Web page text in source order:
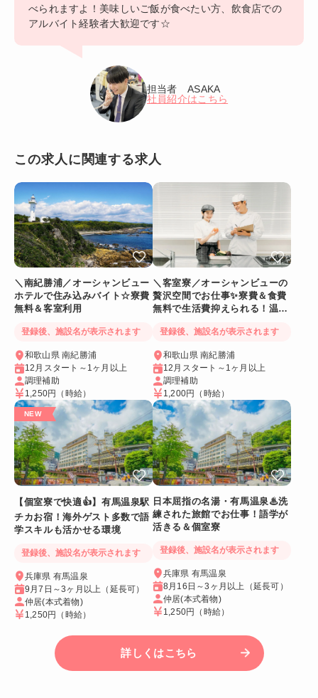
べられますよ！美味しいご飯が食べたい方、飲食店での
アルバイト経験者大歓迎です☆
担当者 ASAKA
社員紹介はこちら
この求人に関連する求人
＼南紀勝浦／オーシャンビュー
ホテルで住み込みバイト☆寮費
無料＆客室利用
登録後、施設名が表示されます
和歌山県 南紀勝浦
12月スタート～1ヶ月以上
調理補助
1,250円
（時給）
＼客室寮／オーシャンビューの
贅沢空間でお仕事✨寮費＆食費
無料で生活費抑えられる！温泉
登録後、施設名が表示されます
和歌山県 南紀勝浦
12月スタート～1ヶ月以上
調理補助
1,200円
（時給）
【個室寮で快適👍】有馬温泉駅
チカお宿！海外ゲスト多数で語
学スキルも活かせる環境
登録後、施設名が表示されます
兵庫県 有馬温泉
9月7日～3ヶ月以上（延長可）
仲居(本式着物)
1,250円 （時給）
日本屈指の名湯・有馬温泉♨洗
練された旅館でお仕事！語学が
活きる＆個室寮
登録後、施設名が表示されます
兵庫県 有馬温泉
8月16日～3ヶ月以上（延長可）
仲居(本式着物)
1,250円 （時給）
詳しくはこちら